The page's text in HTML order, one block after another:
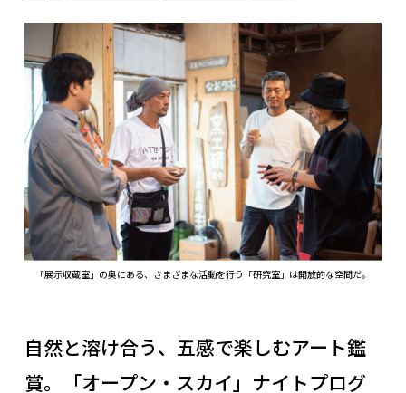
「展示収蔵室」の奥にある、さまざまな活動を行う「研究室」は開放的な空間だ。
自然と溶け合う、五感で楽しむアート鑑
賞。「オープン・スカイ」ナイトプログ